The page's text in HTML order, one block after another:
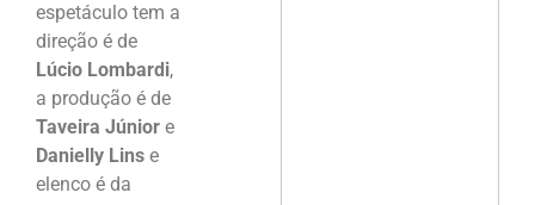
espetáculo tem a
direção é de
Lúcio Lombardi,
a produção é de
Taveira Júnior e
Danielly Lins e
elenco é da